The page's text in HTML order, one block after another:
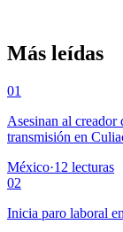
Más leídas
01
Asesinan al creador
transmisión en
México·12 lecturas
02
Inicia paro laboral